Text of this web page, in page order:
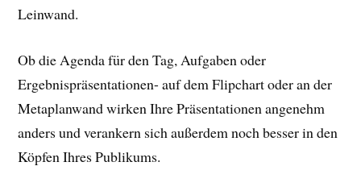
Leinwand.
Ob die Agenda für den Tag, Aufgaben oder
Ergebnispräsentationen- auf dem Flipchart oder an der
Metaplanwand wirken Ihre Präsentationen angenehm
anders und verankern sich außerdem noch besser in den
Köpfen Ihres Publikums.